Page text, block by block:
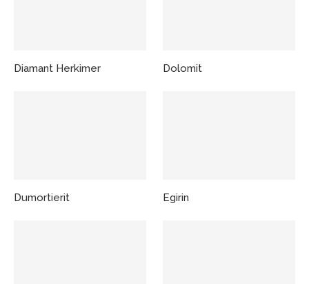
Diamant Herkimer Dolomit
Dumortierit Egirin